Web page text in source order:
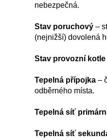
nebezpečná.
Stav poruchový–
(nejnižší) dovolená
Stav provozní kotle
Tepelná přípojka–
odběrného místa.
Tepelná síť
Tepelná síť